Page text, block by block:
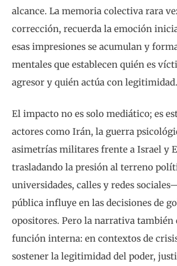
alcance. La memoria colectiva rara
corrección, recuerda la emoción
esas impresiones se acumulan y
mentales que establecen quién es
agresor y quién actúa con legitimidad.
El impacto no es solo mediático; es
actores como Irán, la guerra
asimetrías militares frente a Israel y
trasladando la presión al terreno
universidades, calles y redes
pública influye en las decisiones de
opositores. Pero la narrativa también
función interna: en contextos de
sostener la legitimidad del poder,